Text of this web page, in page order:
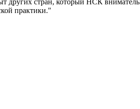
других стран, который НСК
практики."